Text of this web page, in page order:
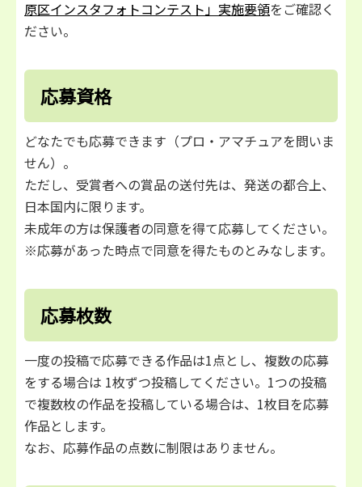
原区インスタフォトコンテスト」実施要領をご確認く
ださい。
応募資格
どなたでも応募できます（プロ・アマチュアを問いま
せん）。
ただし、受賞者への賞品の送付先は、発送の都合上、
日本国内に限ります。
未成年の方は保護者の同意を得て応募してください。
※応募があった時点で同意を得たものとみなします。
応募枚数
一度の投稿で応募できる作品は1点とし、複数の応募
をする場合は 1枚ずつ投稿してください。1つの投稿
で複数枚の作品を投稿している場合は、1枚目を応募
作品とします。
なお、応募作品の点数に制限はありません。